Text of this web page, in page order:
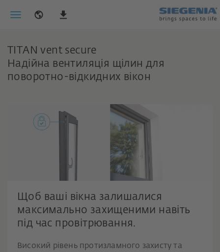
TITAN vent secure
Надійна вентиляція щілин для
поворотно-відкидних вікон
Щоб ваші вікна залишалися
максимально захищеними навіть
під час провітрювання.
Високий рівень протизламного захисту та